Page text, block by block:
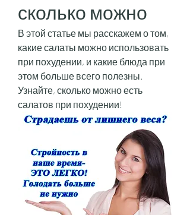
сколько можно
В этой статье мы расскажем о том,
какие салаты можно использовать
при похудении, и какие блюда при
этом больше всего полезны.
Узнайте, сколько можно есть
салатов при похудении!